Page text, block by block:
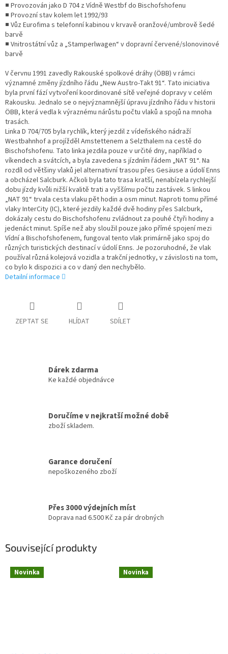
■ Provozován jako D 704 z Vídně Westbf do Bischofshofenu
■ Provozní stav kolem let 1992/93
■ Vůz Eurofima s telefonní kabinou v krvavě oranžové/umbrově šedé
barvě
■ Vnitrostátní vůz a „Stamperlwagen“ v dopravní červené/slonovinové
barvě
V červnu 1991 zavedly Rakouské spolkové dráhy (ÖBB) v rámci
významné změny jízdního řádu „New Austro-Takt 91“. Tato iniciativa
byla první fází vytvoření koordinované sítě veřejné dopravy v celém
Rakousku. Jednalo se o nejvýznamnější úpravu jízdního řádu v historii
ÖBB, která vedla k výraznému nárůstu počtu vlaků a spojů na mnoha
trasách.
Linka D 704/705 byla rychlík, který jezdil z vídeňského nádraží
Westbahnhof a projížděl Amstettenem a Selzthalem na cestě do
Bischofshofenu. Tato linka jezdila pouze v určité dny, například o
víkendech a svátcích, a byla zavedena s jízdním řádem „NAT 91“. Na
rozdíl od většiny vlaků jel alternativní trasou přes Gesäuse a údolí Enns
a obcházel Salcburk. Ačkoli byla tato trasa kratší, nenabízela rychlejší
dobu jízdy kvůli nižší kvalitě trati a vyššímu počtu zastávek. S linkou
„NAT 91“ trvala cesta vlaku pět hodin a osm minut. Naproti tomu přímé
vlaky InterCity (IC), které jezdily každé dvě hodiny přes Salcburk,
dokázaly cestu do Bischofshofenu zvládnout za pouhé čtyři hodiny a
jedenáct minut. Spíše než aby sloužil pouze jako přímé spojení mezi
Vídní a Bischofshofenem, fungoval tento vlak primárně jako spoj do
různých turistických destinací v údolí Enns. Je pozoruhodné, že vlak
používal různá kolejová vozidla a trakční jednotky, v závislosti na tom,
co bylo k dispozici a co v daný den nechybělo.
Detailní informace
ZEPTAT SE HLÍDAT SDÍLET
Dárek zdarma
Ke každé objednávce
Doručíme v nejkratší možné době
zboží skladem.
Garance doručení
nepoškozeného zboží
Přes 3000 výdejních míst
Doprava nad 6.500 Kč za pár drobných
Související produkty
Novinka Novinka